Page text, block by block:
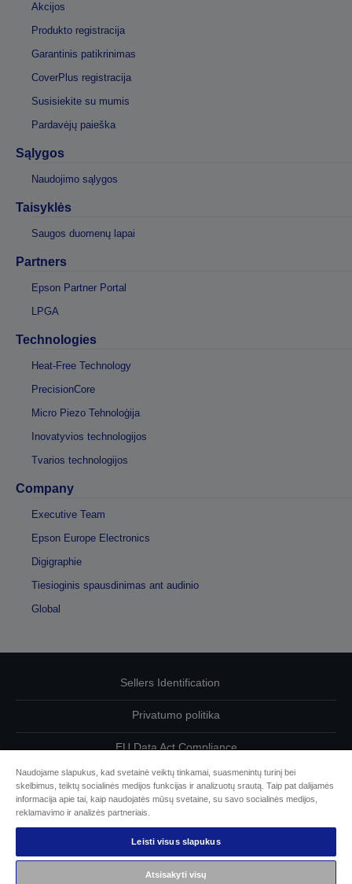
Akcijos
Produkto registracija
Garantinis patikrinimas
CoverPlus registracija
Susisiekite su mumis
Pardavėjų paieška
Sąlygos
Naudojimo sąlygos
Taisyklės
Saugos duomenų lapai
Partners
Epson Partner Portal
LPGA
Technologies
Heat-Free Technology
PrecisionCore
Micro Piezo Tehnoloģija
Inovatyvios technologijos
Tvarios technologijos
Company
Executive Team
Epson Europe Electronics
Digigraphie
Tiesioginis spausdinimas ant audinio
Global
Sellers Identification
Privatumo politika
EU Data Act Compliance
Susisiekite su mumis dėl savo duomenų
Cookie Information
„Epson“ įsipareigojimas dėl prieinamumo
Naudojame slapukus, kad svetainė veiktų tinkamai, suasmenintų turinį bei
skelbimus, teiktų socialinės medijos funkcijas ir analizuotų srautą. Taip pat dalijamės
informacija apie tai, kaip naudojatės mūsų svetaine, su savo socialinės medijos,
reklamavimo ir analizės partneriais.
Leisti visus slapukus
Atsisakyti visų